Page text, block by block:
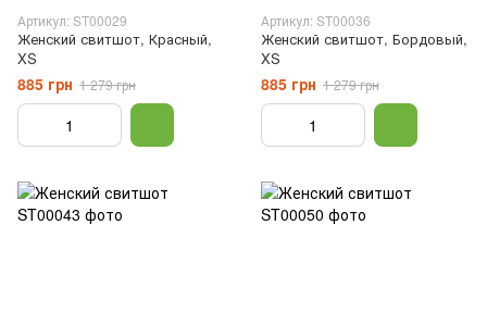
Артикул: ST00029
Женский свитшот, Красный,
XS
885 грн 1 279 грн
Артикул: ST00036
Женский свитшот, Бордовый,
XS
885 грн 1 279 грн